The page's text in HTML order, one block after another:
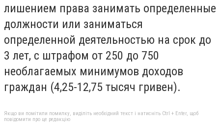
лишением права занимать определенные
должности или заниматься
определенной деятельностью на срок до
3 лет, с штрафом от 250 до 750
необлагаемых минимумов доходов
граждан (4,25-12,75 тысяч гривен).
Якщо ви помітили помилку, виділіть необхідний текст і натисніть Ctrl + Enter, щоб
повідомити про це редакцію